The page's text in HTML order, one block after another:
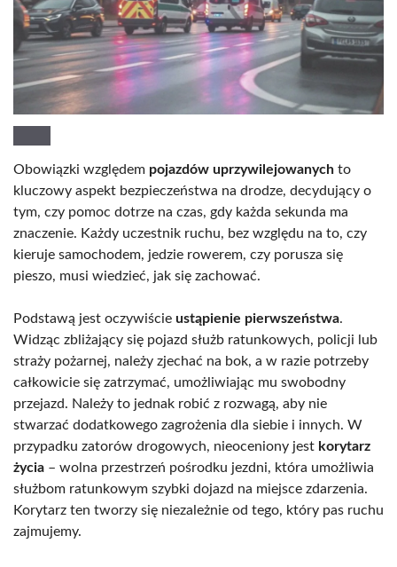
Obowiązki względem pojazdów uprzywilejowanych to
kluczowy aspekt bezpieczeństwa na drodze, decydujący o
tym, czy pomoc dotrze na czas, gdy każda sekunda ma
znaczenie. Każdy uczestnik ruchu, bez względu na to, czy
kieruje samochodem, jedzie rowerem, czy porusza się
pieszo, musi wiedzieć, jak się zachować.
Podstawą jest oczywiście ustąpienie pierwszeństwa.
Widząc zbliżający się pojazd służb ratunkowych, policji lub
straży pożarnej, należy zjechać na bok, a w razie potrzeby
całkowicie się zatrzymać, umożliwiając mu swobodny
przejazd. Należy to jednak robić z rozwagą, aby nie
stwarzać dodatkowego zagrożenia dla siebie i innych. W
przypadku zatorów drogowych, nieoceniony jest korytarz
życia – wolna przestrzeń pośrodku jezdni, która umożliwia
służbom ratunkowym szybki dojazd na miejsce zdarzenia.
Korytarz ten tworzy się niezależnie od tego, który pas ruchu
zajmujemy.